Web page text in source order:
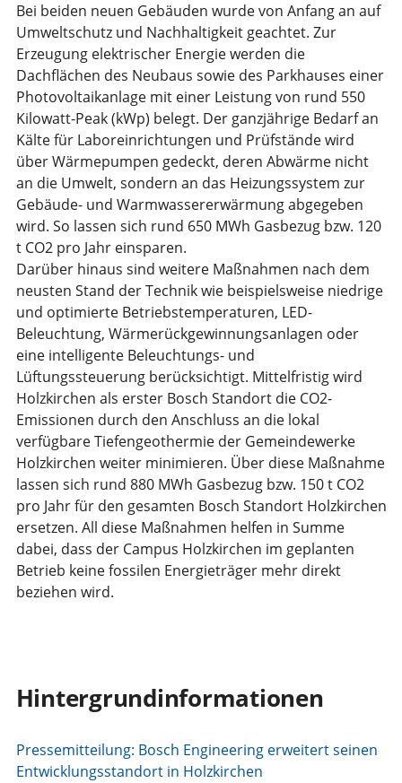
Bei beiden neuen Gebäuden wurde von Anfang an auf
Umweltschutz und Nachhaltigkeit geachtet. Zur
Erzeugung elektrischer Energie werden die
Dachflächen des Neubaus sowie des Parkhauses einer
Photovoltaikanlage mit einer Leistung von rund 550
Kilowatt-Peak (kWp) belegt. Der ganzjährige Bedarf an
Kälte für Laboreinrichtungen und Prüfstände wird
über Wärmepumpen gedeckt, deren Abwärme nicht
an die Umwelt, sondern an das Heizungssystem zur
Gebäude- und Warmwassererwärmung abgegeben
wird. So lassen sich rund 650 MWh Gasbezug bzw. 120
t CO2 pro Jahr einsparen.
Darüber hinaus sind weitere Maßnahmen nach dem
neusten Stand der Technik wie beispielsweise niedrige
und optimierte Betriebstemperaturen, LED-
Beleuchtung, Wärmerückgewinnungsanlagen oder
eine intelligente Beleuchtungs- und
Lüftungssteuerung berücksichtigt. Mittelfristig wird
Holzkirchen als erster Bosch Standort die CO2-
Emissionen durch den Anschluss an die lokal
verfügbare Tiefengeothermie der Gemeindewerke
Holzkirchen weiter minimieren. Über diese Maßnahme
lassen sich rund 880 MWh Gasbezug bzw. 150 t CO2
pro Jahr für den gesamten Bosch Standort Holzkirchen
ersetzen. All diese Maßnahmen helfen in Summe
dabei, dass der Campus Holzkirchen im geplanten
Betrieb keine fossilen Energieträger mehr direkt
beziehen wird.
Hintergrundinformationen
Pressemitteilung: Bosch Engineering erweitert seinen
Entwicklungsstandort in Holzkirchen